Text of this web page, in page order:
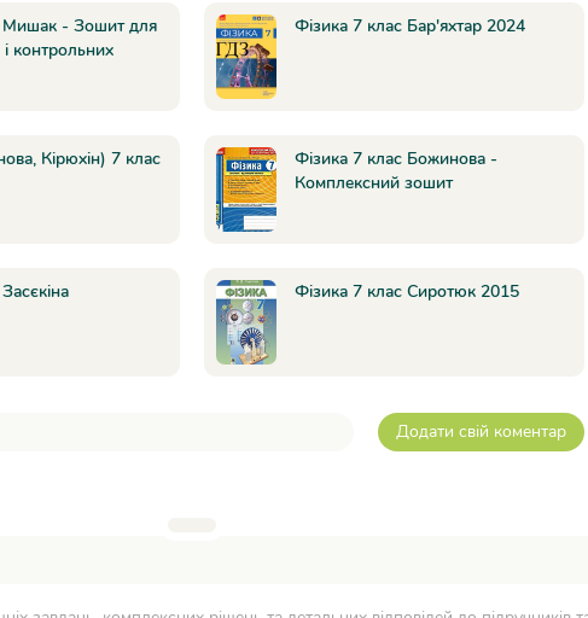
Мишак - Зошит для
контрольних
Фізика 7 клас Бар'яхтар 2024
Кірюхін) 7 клас
Фізика 7 клас Божинова -
Комплексний зошит
Фізика 7 клас Сиротюк 2015
Додати свій коментар